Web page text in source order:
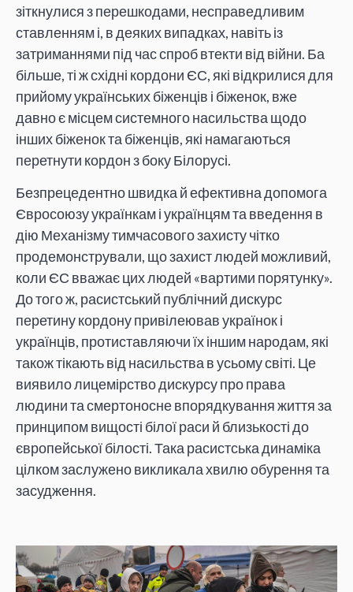
зіткнулися з перешкодами, несправедливим
ставленням і, в деяких випадках, навіть із
затриманнями під час спроб втекти від війни. Ба
більше, ті ж східні кордони ЄС, які відкрилися для
прийому українських біженців і біженок, вже
давно є місцем системного насильства щодо
інших біженок та біженців, які намагаються
перетнути кордон з боку Білорусі.
Безпрецедентно швидка й ефективна допомога
Євросоюзу українкам і українцям та введення в
дію Механізму тимчасового захисту чітко
продемонстрували, що захист людей можливий,
коли ЄС вважає цих людей «вартими порятунку».
До того ж, расистський публічний дискурс
перетину кордону привілеював українок і
українців, протиставляючи їх іншим народам, які
також тікають від насильства в усьому світі. Це
виявило лицемірство дискурсу про права
людини та смертоносне впорядкування життя за
принципом вищості білої раси й близькості до
європейської білості. Така расистська динаміка
цілком заслужено викликала хвилю обурення та
засудження.